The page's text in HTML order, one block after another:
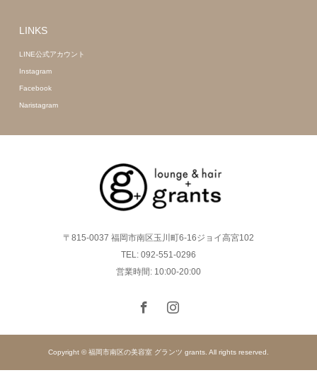
LINKS
LINE公式アカウント
Instagram
Facebook
Naristagram
〒815-0037 福岡市南区玉川町6-16ジョイ高宮102
TEL: 092-551-0296
営業時間: 10:00-20:00
Copyright © 福岡市南区の美容室 グランツ grants. All rights reserved.